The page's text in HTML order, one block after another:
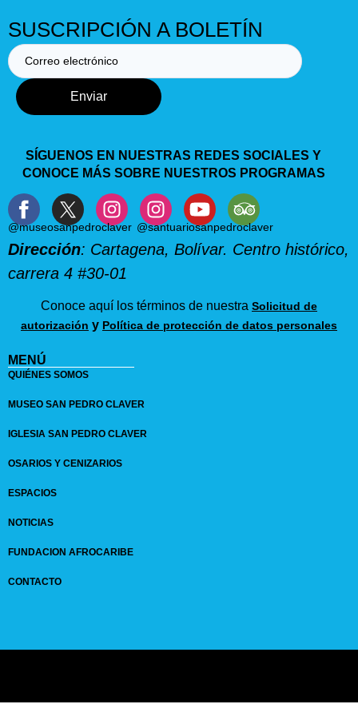
SUSCRIPCIÓN A BOLETÍN
Enviar
SÍGUENOS EN NUESTRAS REDES SOCIALES Y
CONOCE MÁS SOBRE NUESTROS PROGRAMAS
@museosanpedroclaver @santuariosanpedroclaver
Dirección: Cartagena, Bolívar. Centro histórico,
carrera 4 #30-01
Conoce aquí los términos de nuestra Solicitud de
autorización y Política de protección de datos personales
MENÚ
QUIÉNES SOMOS
MUSEO SAN PEDRO CLAVER
IGLESIA SAN PEDRO CLAVER
OSARIOS Y CENIZARIOS
ESPACIOS
NOTICIAS
FUNDACION AFROCARIBE
CONTACTO